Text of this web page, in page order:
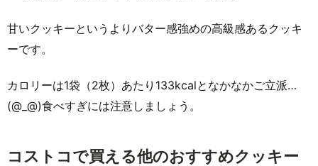
甘いクッキーというよりバター感強めの高級感あるクッキ
ーです。
カロリーは1袋（2枚）あたり133kcalとなかなかご立派…
(@_@)食べすぎには注意しましょう。
コストコで買える他のおすすめクッキー